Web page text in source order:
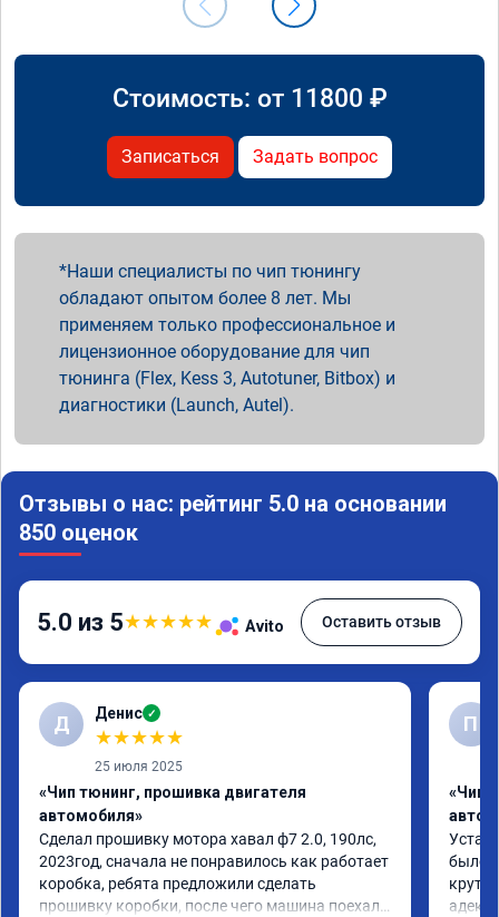
Стоимость: от 11800 ₽
Записаться Задать вопрос
Наши специалисты по чип тюнингу
обладают опытом более 8 лет. Мы
применяем только профессиональное и
лицензионное оборудование для чип
тюнинга (Flex, Kess 3, Autotuner, Bitbox) и
диагностики (Launch, Autel).
Отзывы о нас: рейтинг 5.0 на основании
850 оценок
5.0 из 5★★★★★ Avito Оставить отзыв
Д Денис ✓
★★★★★
25 июля 2025
«Чип тюнинг, прошивка двигателя
автомобиля»
Сделал прошивку мотора хавал ф7 2.0, 190лс,
2023год, сначала не понравилось как работает
коробка, ребята предложили сделать
прошивку коробки, после чего машина поехала
П
«Чип
было